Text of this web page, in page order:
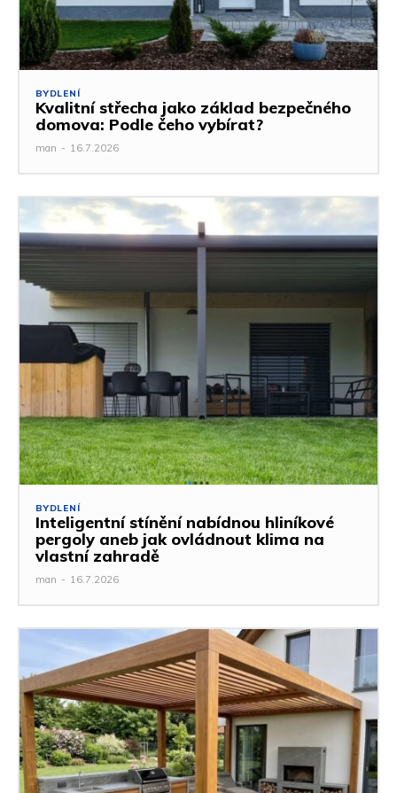
BYDLENÍ
Kvalitní střecha jako základ bezpečného
domova: Podle čeho vybírat?
man - 16.7.2026
BYDLENÍ
Inteligentní stínění nabídnou hliníkové
pergoly aneb jak ovládnout klima na
vlastní zahradě
man - 16.7.2026